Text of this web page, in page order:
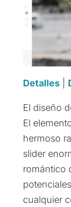
Detalles|
El diseño
El
hermoso
slider
romántico
cualquier